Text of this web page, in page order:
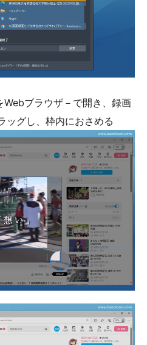
ブラウザ－で開き、録画
ッグし、枠内におさめる